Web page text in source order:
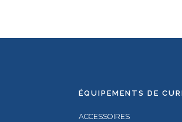
ÉQUIPEMENTS DE
ACCESSOIRES